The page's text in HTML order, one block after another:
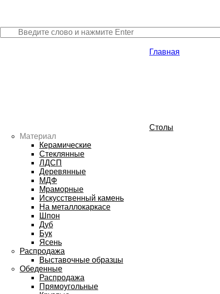
Главная
Столы
Материал
Керамические
Стеклянные
ЛДСП
Деревянные
МДФ
Мраморные
Искусственный камень
На металлокаркасе
Шпон
Дуб
Бук
Ясень
Распродажа
Выставочные образцы
Обеденные
Распродажа
Прямоугольные